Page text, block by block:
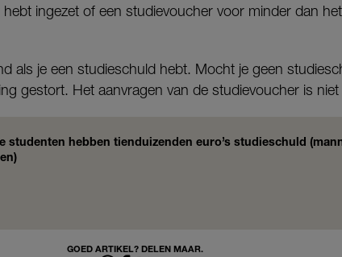
ingezet of een studievoucher voor minder dan
als je een studieschuld hebt. Mocht je geen
gestort. Het aanvragen van de studievoucher is
studenten hebben tienduizenden euro’s studieschuld
GOED ARTIKEL? DELEN MAAR.